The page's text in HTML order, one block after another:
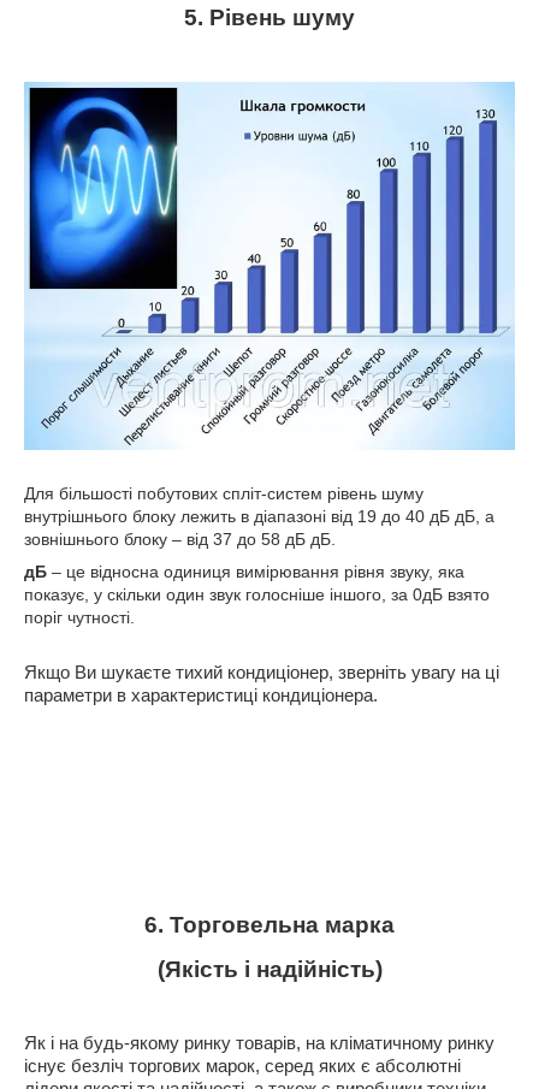
5. Рівень шуму
Для більшості побутових спліт-систем рівень шуму
внутрішнього блоку лежить в діапазоні від 19 до 40 дБ дБ, а
зовнішнього блоку – від 37 до 58 дБ дБ.
дБ – це відносна одиниця вимірювання рівня звуку, яка
показує, у скільки один звук голосніше іншого, за 0дБ взято
поріг чутності.
Якщо Ви шукаєте тихий кондиціонер, зверніть увагу на ці
параметри в характеристиці кондиціонера.
6. Торговельна марка
(Якість і надійність)
Як і на будь-якому ринку товарів, на кліматичному ринку
існує безліч торгових марок, серед яких є абсолютні